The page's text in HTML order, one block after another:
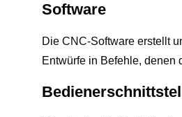
Software
Die CNC-Software erstellt
Entwürfe in Befehle, denen